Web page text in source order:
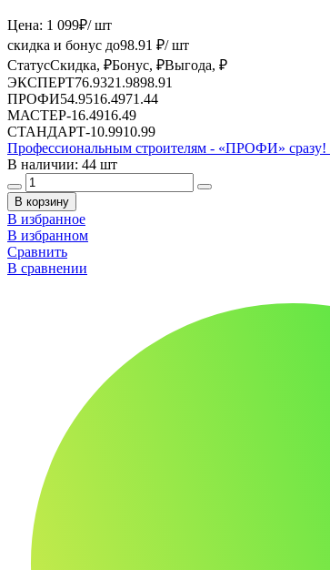
Цена: 1 099₽/ шт
скидка и бонус до98.91 ₽/ шт
СтатусСкидка, ₽Бонус, ₽Выгода, ₽
ЭКСПЕРТ76.9321.9898.91
ПРОФИ54.9516.4971.44
МАСТЕР-16.4916.49
СТАНДАРТ-10.9910.99
Профессиональным строителям - «ПРОФИ» сразу!
В наличии: 44 шт
В корзину
В избранное
В избранном
Сравнить
В сравнении